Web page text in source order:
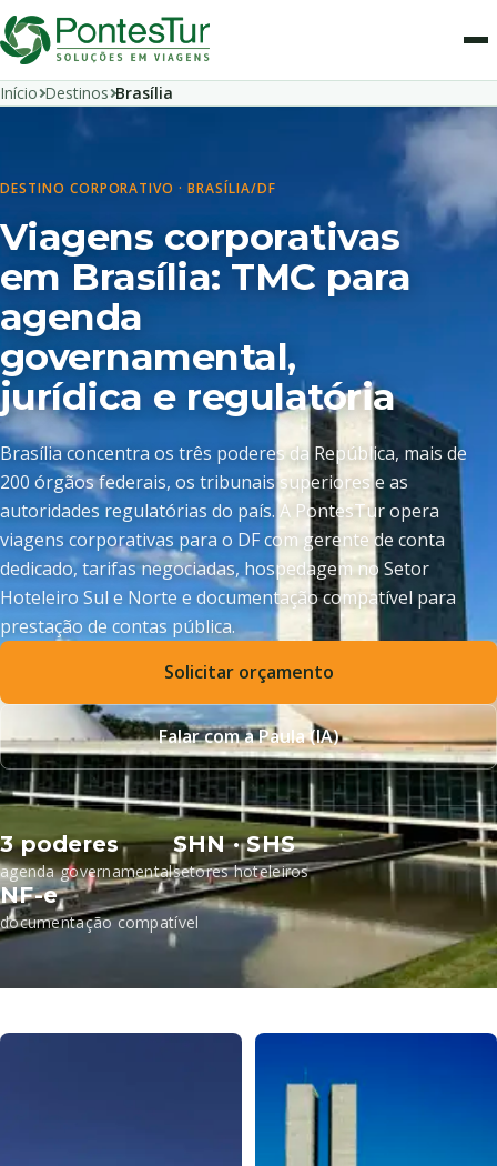
Início Destinos Brasília
DESTINO CORPORATIVO · BRASÍLIA/DF
Viagens corporativas
em Brasília: TMC para
agenda
governamental,
jurídica e regulatória
Brasília concentra os três poderes da República, mais de
200 órgãos federais, os tribunais superiores e as
autoridades regulatórias do país. A PontesTur opera
viagens corporativas para o DF com gerente de conta
dedicado, tarifas negociadas, hospedagem no Setor
Hoteleiro Sul e Norte e documentação compatível para
prestação de contas pública.
Solicitar orçamento
Falar com a Paula (IA)
3 poderes
agenda governamental
SHN · SHS
setores hoteleiros
NF-e
documentação compatível